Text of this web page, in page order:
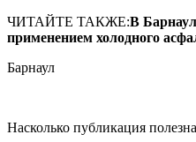
ЧИТАЙТЕ ТАКЖЕ:В
применением холодного
Барнаул
Насколько публикация